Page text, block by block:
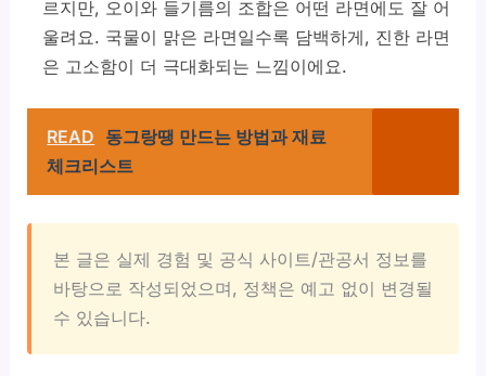
르지만, 오이와 들기름의 조합은 어떤 라면에도 잘 어
울려요. 국물이 맑은 라면일수록 담백하게, 진한 라면
은 고소함이 더 극대화되는 느낌이에요.
READ 동그랑땡 만드는 방법과 재료
체크리스트
본 글은 실제 경험 및 공식 사이트/관공서 정보를
바탕으로 작성되었으며, 정책은 예고 없이 변경될
수 있습니다.